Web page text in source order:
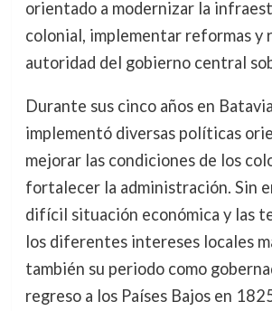
orientado a modernizar la
colonial, implementar reformas y
autoridad del gobierno central
Durante sus cinco años en
implementó diversas políticas
mejorar las condiciones de los
fortalecer la administración. Sin
difícil situación económica y las
los diferentes intereses locales
también su periodo como
regreso a los Países Bajos en